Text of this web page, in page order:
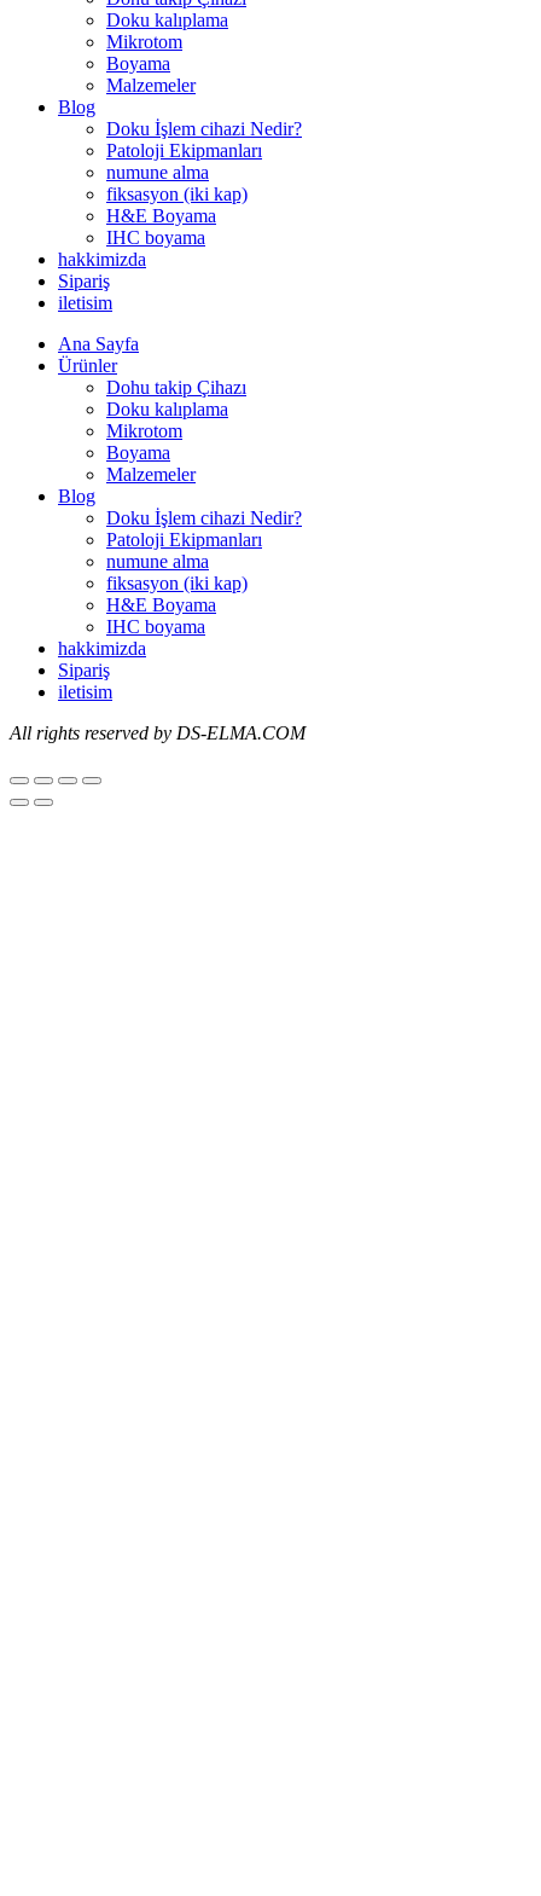
Doku kalıplama
Mikrotom
Boyama
Malzemeler
Blog
Doku İşlem cihazi Nedir?
Patoloji Ekipmanları
numune alma
fiksasyon (iki kap)
H&E Boyama
IHC boyama
hakkimizda
Sipariş
iletisim
Ana Sayfa
Ürünler
Dohu takip Çihazı
Doku kalıplama
Mikrotom
Boyama
Malzemeler
Blog
Doku İşlem cihazi Nedir?
Patoloji Ekipmanları
numune alma
fiksasyon (iki kap)
H&E Boyama
IHC boyama
hakkimizda
Sipariş
iletisim
All rights reserved by DS-ELMA.COM